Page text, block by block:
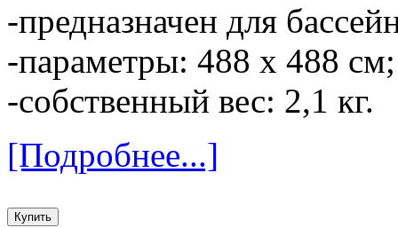
-предназначен для
-параметры: 488 х 488 см;
-собственный вес: 2,1 кг.
[Подробнее...]